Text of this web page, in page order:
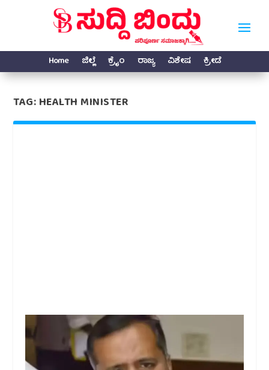
Home ಜಿಲ್ಲೆ ಕ್ರೈಂ ರಾಜ್ಯ ವಿಶೇಷ ಕ್ರೀಡೆ
TAG:HEALTH MINISTER